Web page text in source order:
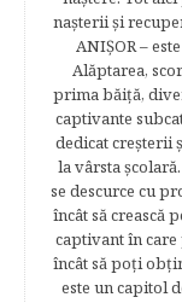
naşterii şi
ANIŞOR –
Alăptarea,
prima băiţă,
captivante
dedicat
la vârsta
se descurce cu
încât să crească
captivant în
încât să poţi
este un capitol